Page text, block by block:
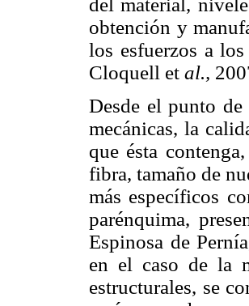
del material,
obtención y
los esfuerzos a
Cloquell et al.,
Desde el punto
mecánicas, la
que ésta
fibra, tamaño de
más específicos
parénquima,
Espinosa de
en el caso de la
estructurales, se